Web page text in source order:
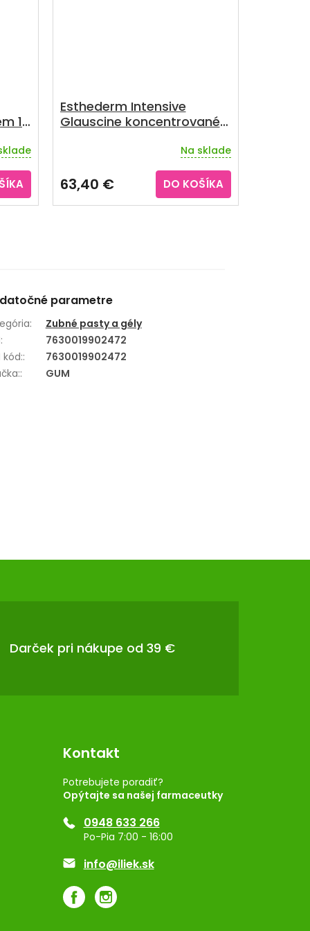
15
Esthederm Intensive
Glauscine koncentrované
Na sklade
63,40 € DO KOŠÍKA
parametre
:
Zubné pasty a gély
:
7630019902472
kód::
7630019902472
: GUM
Darček pri nákupe od 39 €
Kontakt
Potrebujete poradiť?
Opýtajte sa našej farmaceutky
0948 633 266
Po-Pia 7:00 - 16:00
info@iliek.sk